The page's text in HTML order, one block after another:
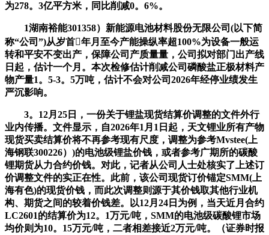
为278。3亿平方米，同比削减0。6%。
1湖南裕能301358）新能源电池材料股份无限公司(以下简
称“公司”)从岁首年月至今产能操纵率超100%为设备一般运
转和平安不变出产，保障公司产质量量，公司拟对部门出产线
日起，估计一个月。本次检修估计削减公司磷酸盐正极材料产
物产量1。5-3。5万吨，估计不会对公司2026年经停业绩发生
严沉影响。
3。12月25日，一份关于锂盐现货结算价调整的文件外行
业内传播。文件显示，自2026年1月1日起，天文锂业所有产物
现货买卖结算价将不再参考现有尺度，调整为参考Mvstee(上
海钢联300226）)的电池级锂盐价钱，或者参考广期所的碳酸
锂期货从力合约价钱。对此，记者从公司人士处核实了上述订
价调整文件的实正在性。此前，该公司现货订价锚定SMM(上
海有色)的现货价钱，而此次调整则源于其价钱取其他行业机
构、期货之间的较着价钱差。以12月24日为例，当天近月合约
LC2601的结算价为12。1万元/吨，SMM的电池级碳酸锂市场
均价则为10。15万元/吨，二者相差接近2万元/吨。（证券时报